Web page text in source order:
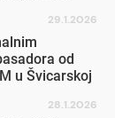
29.1.2026
od
u Švicarskoj
28.1.2026